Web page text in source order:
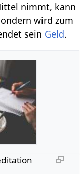
nimmt, kann
wird zum
sein Geld.